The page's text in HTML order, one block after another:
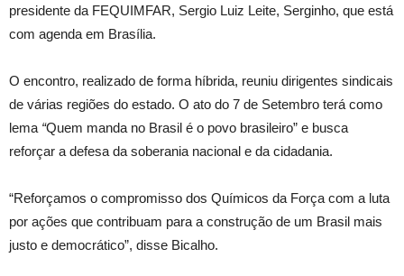
presidente da FEQUIMFAR, Sergio Luiz Leite, Serginho, que está
com agenda em Brasília.
O encontro, realizado de forma híbrida, reuniu dirigentes sindicais
de várias regiões do estado. O ato do 7 de Setembro terá como
lema “Quem manda no Brasil é o povo brasileiro” e busca
reforçar a defesa da soberania nacional e da cidadania.
“Reforçamos o compromisso dos Químicos da Força com a luta
por ações que contribuam para a construção de um Brasil mais
justo e democrático”, disse Bicalho.